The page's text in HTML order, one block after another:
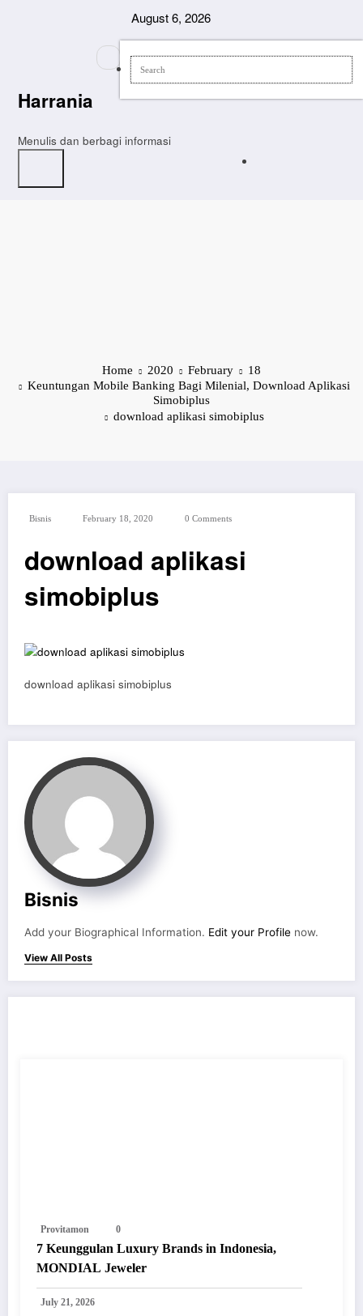
August 6, 2026
Harrania
Menulis dan berbagi informasi
Home 2020 February
18
Keuntungan Mobile Banking Bagi Milenial, Download Aplikasi
Simobiplus
download aplikasi simobiplus
Bisnis February 18, 2020 0 Comments
download aplikasi
simobiplus
download aplikasi simobiplus
Bisnis
Add your Biographical Information. Edit your Profile now.
View All Posts
Provitamon 0
7 Keunggulan Luxury Brands in Indonesia,
MONDIAL Jeweler
July 21, 2026